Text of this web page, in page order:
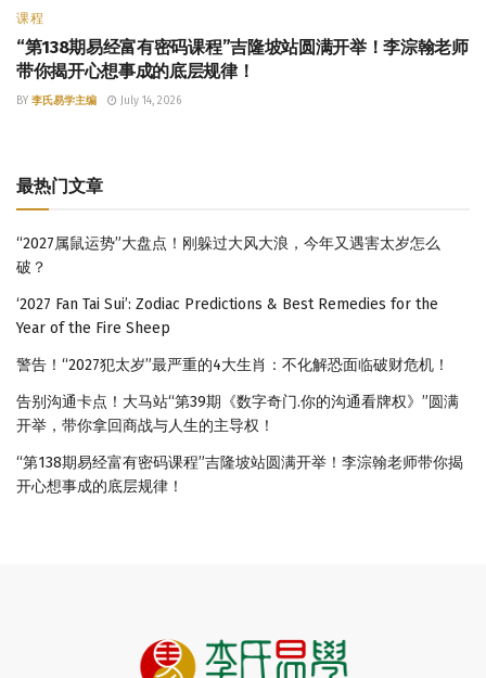
课程
“第138期易经富有密码课程”吉隆坡站圆满开举！李淙翰老师
带你揭开心想事成的底层规律！
BY 李氏易学主编 July 14, 2026
最热门文章
“2027属鼠运势”大盘点！刚躲过大风大浪，今年又遇害太岁怎么
破？
‘2027 Fan Tai Sui’: Zodiac Predictions & Best Remedies for the
Year of the Fire Sheep
警告！“2027犯太岁”最严重的4大生肖：不化解恐面临破财危机！
告别沟通卡点！大马站“第39期《数字奇门.你的沟通看牌权》”圆满
开举，带你拿回商战与人生的主导权！
“第138期易经富有密码课程”吉隆坡站圆满开举！李淙翰老师带你揭
开心想事成的底层规律！